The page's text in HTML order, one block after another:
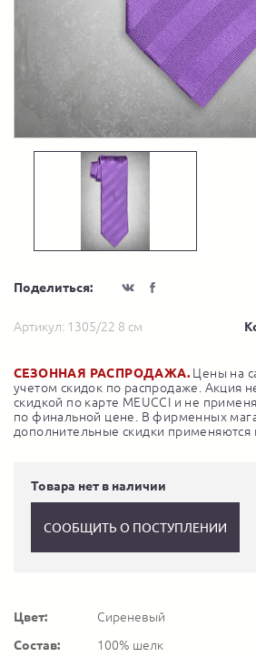
Поделиться:
Артикул: 1305/22 8 см
СЕЗОННАЯ РАСПРОДАЖА. Цены на
учетом скидок по распродаже. Акция
скидкой по карте MEUCCI и не
по финальной цене. В фирменных
дополнительные скидки применяются
Товара нет в наличии
СООБЩИТЬ О ПОСТУПЛЕНИИ
Цвет:
Сиреневый
Состав:
100% шелк